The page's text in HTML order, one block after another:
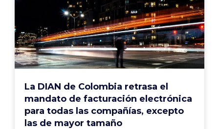
La DIAN de Colombia retrasa el
mandato de facturación electrónica
para todas las compañías, excepto
las de mayor tamaño